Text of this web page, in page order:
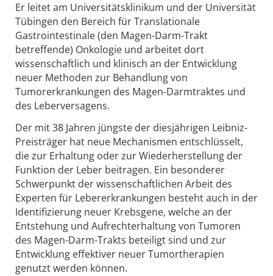
Er leitet am Universitätsklinikum und der Universität
Tübingen den Bereich für Translationale
Gastrointestinale (den Magen-Darm-Trakt
betreffende) Onkologie und arbeitet dort
wissenschaftlich und klinisch an der Entwicklung
neuer Methoden zur Behandlung von
Tumorerkrankungen des Magen-Darmtraktes und
des Leberversagens.
Der mit 38 Jahren jüngste der diesjährigen Leibniz-
Preisträger hat neue Mechanismen entschlüsselt,
die zur Erhaltung oder zur Wiederherstellung der
Funktion der Leber beitragen. Ein besonderer
Schwerpunkt der wissenschaftlichen Arbeit des
Experten für Lebererkrankungen besteht auch in der
Identifizierung neuer Krebsgene, welche an der
Entstehung und Aufrechterhaltung von Tumoren
des Magen-Darm-Trakts beteiligt sind und zur
Entwicklung effektiver neuer Tumortherapien
genutzt werden können.